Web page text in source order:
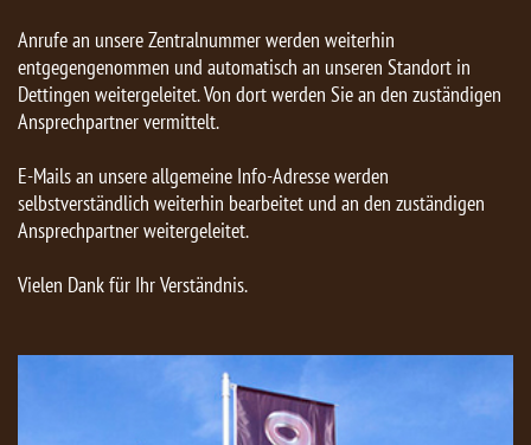
Anrufe an unsere Zentralnummer werden weiterhin
entgegengenommen und automatisch an unseren Standort in
Dettingen weitergeleitet. Von dort werden Sie an den zuständigen
Ansprechpartner vermittelt.
E-Mails an unsere allgemeine Info-Adresse werden
selbstverständlich weiterhin bearbeitet und an den zuständigen
Ansprechpartner weitergeleitet.
Vielen Dank für Ihr Verständnis.